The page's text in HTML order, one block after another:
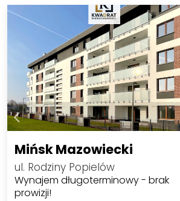
Mińsk Mazowiecki
ul. Rodziny Popielów
Wynajem długoterminowy - brak
prowizji!